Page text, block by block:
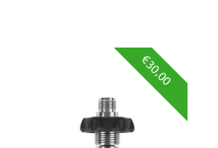
€30,00